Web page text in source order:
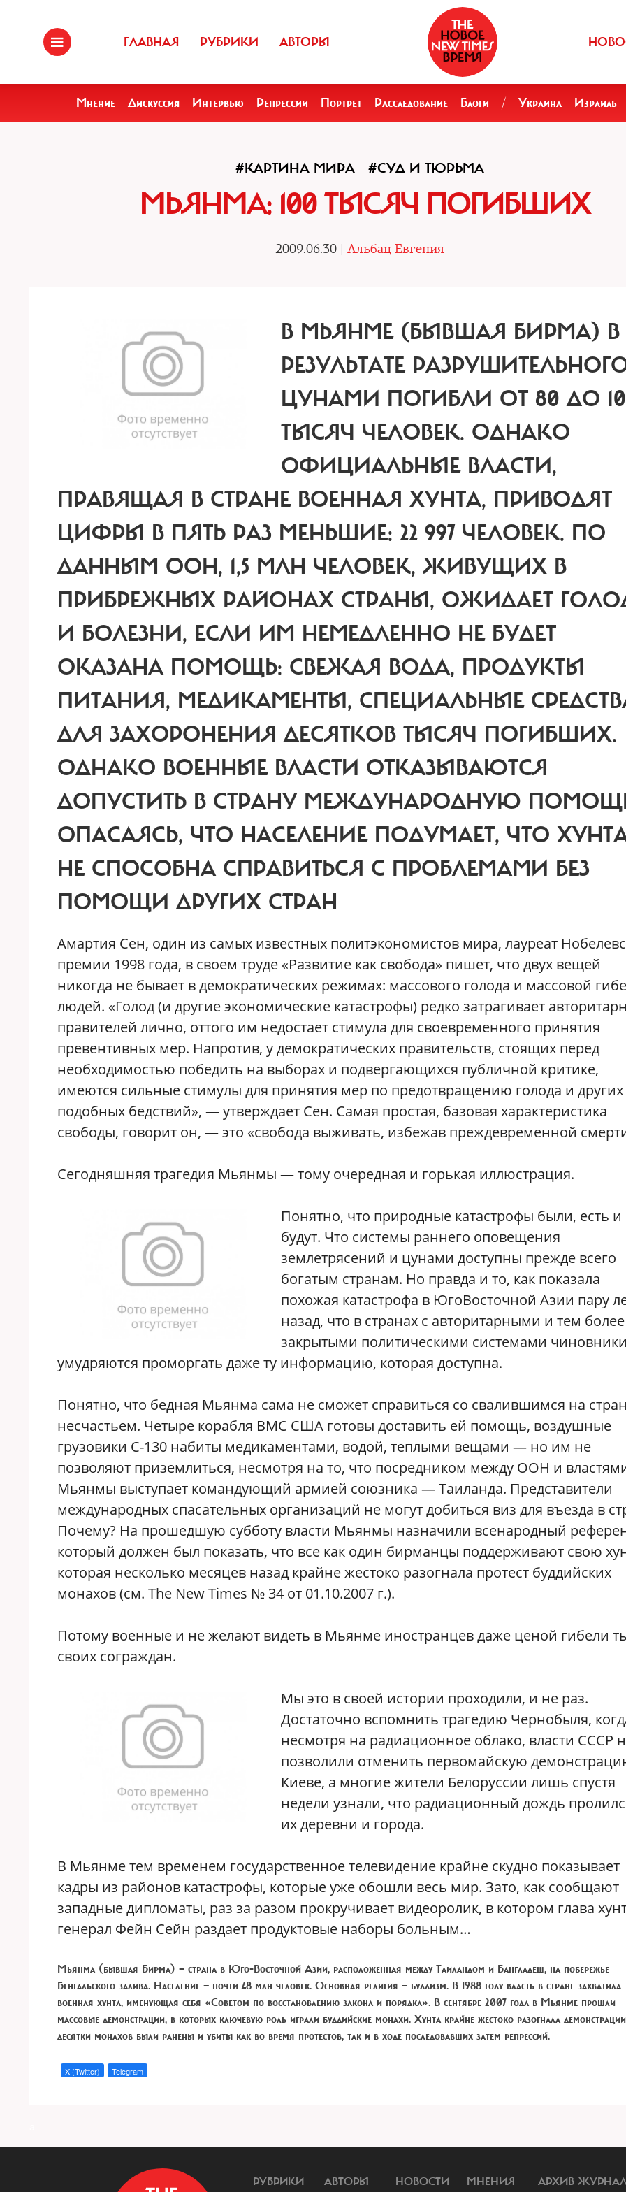
ГЛАВНАЯ РУБРИКИ АВТОРЫ
Мнение Дискуссия Интервью Репрессии Портрет Расследование Блоги / Украина Израиль
#КАРТИНА МИРА #СУД И ТЮРЬМА
МЬЯНМА: 100 ТЫСЯЧ ПОГИБШИХ
2009.06.30 | Альбац Евгения
В МЬЯНМЕ (БЫВШАЯ БИРМА) В
РЕЗУЛЬТАТЕ
ЦУНАМИ ПОГИБЛИ ОТ 80 ДО
ТЫСЯЧ ЧЕЛОВЕК. ОДНАКО
ОФИЦИАЛЬНЫЕ ВЛАСТИ,
ПРАВЯЩАЯ В СТРАНЕ ВОЕННАЯ ХУНТА, ПРИВОДЯТ
ЦИФРЫ В ПЯТЬ РАЗ МЕНЬШИЕ: 22 997 ЧЕЛОВЕК. ПО
ДАННЫМ ООН, 1,5 МЛН ЧЕЛОВЕК, ЖИВУЩИХ В
ПРИБРЕЖНЫХ РАЙОНАХ СТРАНЫ, ОЖИДАЕТ
И БОЛЕЗНИ, ЕСЛИ ИМ НЕМЕДЛЕННО НЕ БУДЕТ
ОКАЗАНА ПОМОЩЬ: СВЕЖАЯ ВОДА, ПРОДУКТЫ
ПИТАНИЯ, МЕДИКАМЕНТЫ, СПЕЦИАЛЬНЫЕ
ДЛЯ ЗАХОРОНЕНИЯ ДЕСЯТКОВ ТЫСЯЧ ПОГИБШИХ.
ОДНАКО ВОЕННЫЕ ВЛАСТИ ОТКАЗЫВАЮТСЯ
ДОПУСТИТЬ В СТРАНУ МЕЖДУНАРОДНУЮ
ОПАСАЯСЬ, ЧТО НАСЕЛЕНИЕ ПОДУМАЕТ, ЧТО
НЕ СПОСОБНА СПРАВИТЬСЯ С ПРОБЛЕМАМИ БЕЗ
ПОМОЩИ ДРУГИХ СТРАН
Амартия Сен, один из самых известных политэкономистов мира, лауреат
премии 1998 года, в своем труде «Развитие как свобода» пишет, что двух вещей
никогда не бывает в демократических режимах: массового голода и массовой
людей. «Голод (и другие экономические катастрофы) редко затрагивает
правителей лично, оттого им недостает стимула для своевременного принятия
превентивных мер. Напротив, у демократических правительств, стоящих перед
необходимостью победить на выборах и подвергающихся публичной критике,
имеются сильные стимулы для принятия мер по предотвращению голода и других
подобных бедствий», — утверждает Сен. Самая простая, базовая характеристика
свободы, говорит он, — это «свобода выживать, избежав преждевременной
Сегодняшняя трагедия Мьянмы — тому очередная и горькая иллюстрация.
Понятно, что природные катастрофы были, есть и
будут. Что системы раннего оповещения
землетрясений и цунами доступны прежде всего
богатым странам. Но правда и то, как показала
похожая катастрофа в ЮгоВосточной Азии пару
назад, что в странах с авторитарными и тем более
закрытыми политическими системами чиновники
умудряются проморгать даже ту информацию, которая доступна.
Понятно, что бедная Мьянма сама не сможет справиться со свалившимся на
несчастьем. Четыре корабля ВМС США готовы доставить ей помощь, воздушные
грузовики С-130 набиты медикаментами, водой, теплыми вещами — но им не
позволяют приземлиться, несмотря на то, что посредником между ООН и
Мьянмы выступает командующий армией союзника — Таиланда. Представители
международных спасательных организаций не могут добиться виз для въезда в
Почему? На прошедшую субботу власти Мьянмы назначили всенародный
который должен был показать, что все как один бирманцы поддерживают свою
которая несколько месяцев назад крайне жестоко разогнала протест буддийских
монахов (см. The New Times № 34 от 01.10.2007 г.).
Потому военные и не желают видеть в Мьянме иностранцев даже ценой гибели
своих сограждан.
Мы это в своей истории проходили, и не раз.
Достаточно вспомнить трагедию Чернобыля,
несмотря на радиационное облако, власти СССР
позволили отменить первомайскую
Киеве, а многие жители Белоруссии лишь спустя
недели узнали, что радиационный дождь
их деревни и города.
В Мьянме тем временем государственное телевидение крайне скудно показывает
кадры из районов катастрофы, которые уже обошли весь мир. Зато, как сообщают
западные дипломаты, раз за разом прокручивает видеоролик, в котором глава
генерал Фейн Сейн раздает продуктовые наборы больным…
Мьянма (бывшая Бирма) — страна в Юго-Восточной Азии, расположенная между Таиландом и Бангладеш, на побережье
Бенгальского залива. Население — почти 48 млн человек. Основная религия — буддизм. В 1988 году власть в стране захватила
военная хунта, именующая себя «Советом по восстановлению закона и порядка». В сентябре 2007 года в Мьянме прошли
массовые демонстрации, в которых ключевую роль играли буддийские монахи. Хунта крайне жестоко разогнала
десятки монахов были ранены и убиты как во время протестов, так и в ходе последовавших затем репрессий.
X (Twitter) Telegram
РУБРИКИ АВТОРЫ НОВОСТИ МНЕНИЯ АРХИВ